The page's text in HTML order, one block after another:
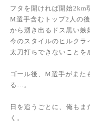
フタを開ければ開始2km
M選手含むトップ2人の
から湧き出るドス黒い嫉
今のスタイルのヒルクラ
太刀打ちできないことを
ゴール後、M選手がまた
る…。
日を追うごとに、俺も
く。